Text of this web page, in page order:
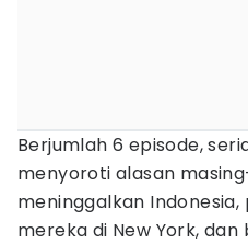
Berjumlah 6 episode,
menyoroti alasan
meninggalkan
mereka di New York,